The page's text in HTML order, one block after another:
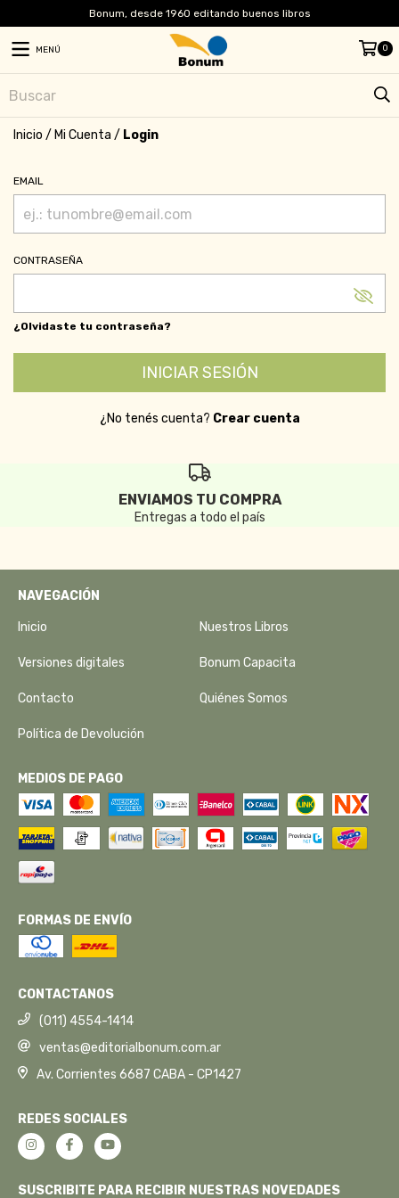
Bonum, desde 1960 editando buenos libros
MENÚ 0
Inicio / Mi Cuenta / Login
EMAIL
CONTRASEÑA
¿Olvidaste tu contraseña?
¿No tenés cuenta? Crear cuenta
ENVIAMOS TU COMPRA
Entregas a todo el país
NAVEGACIÓN
Inicio Nuestros Libros
Versiones digitales Bonum Capacita
Contacto Quiénes Somos
Política de Devolución
MEDIOS DE PAGO
FORMAS DE ENVÍO
CONTACTANOS
(011) 4554-1414
ventas@editorialbonum.com.ar
Av. Corrientes 6687 CABA - CP1427
REDES SOCIALES
SUSCRIBITE PARA RECIBIR NUESTRAS NOVEDADES